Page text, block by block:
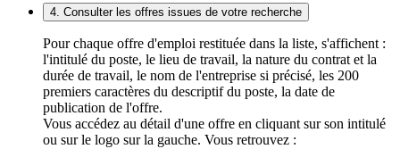
4. Consulter les offres issues de votre recherche
Pour chaque offre d'emploi restituée dans la liste, s'affichent :
l'intitulé du poste, le lieu de travail, la nature du contrat et la
durée de travail, le nom de l'entreprise si précisé, les 200
premiers caractères du descriptif du poste, la date de
publication de l'offre.
Vous accédez au détail d'une offre en cliquant sur son intitulé
ou sur le logo sur la gauche. Vous retrouvez :